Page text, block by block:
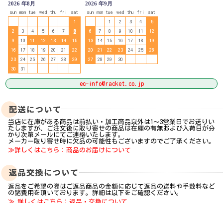
2026 年8月
sun mon tue wed thu fri
sat
1
2
3 4 5 6 7
8
9
10 11 12 13 14
15
16
17 18 19 20 21
22
23
24 25 26 27 28
29
30
31
2026 年9月
sun mon tue wed thu fri
sat
1
2 3 4
5
6
7 8 9 10 11
12
13
14 15 16 17 18
19
20
21 22 23 24 25
26
27
28 29 30
ec-info@racket.co.jp
当店に在庫がある商品は前払い・加工商品以外は1～3営業日でお送りい
たしますが、ご注文後に取り寄せの商品は在庫の有無および入荷日が分
かり次第メールにてご連絡いたします。
メーカー取り寄せ時に欠品の可能性もございますのでご了承ください。
≫詳しくはこちら：商品のお届けについて
返品をご希望の際はご返品商品の金額に応じて返品の送料や手数料など
の諸費用を頂いております。詳細は以下をご確認ください。